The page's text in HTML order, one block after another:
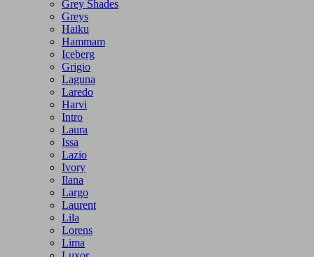
Grey Shades
Greys
Haiku
Hammam
Iceberg
Grigio
Laguna
Laredo
Harvi
Intro
Laura
Issa
Lazio
Ivory
Ilana
Largo
Laurent
Lila
Lorens
Lima